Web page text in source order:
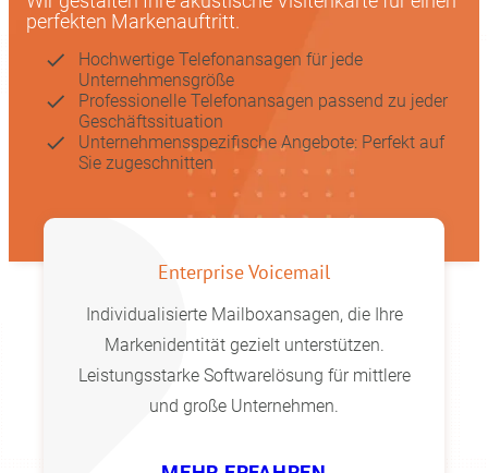
perfekten Markenauftritt.
Hochwertige Telefonansagen für jede
Unternehmensgröße
Professionelle Telefonansagen passend zu jeder
Geschäftssituation
Unternehmensspezifische Angebote: Perfekt auf
Sie zugeschnitten
Enterprise Voicemail
Individualisierte Mailboxansagen, die Ihre
Markenidentität gezielt unterstützen.
Leistungsstarke Softwarelösung für mittlere
und große Unternehmen.